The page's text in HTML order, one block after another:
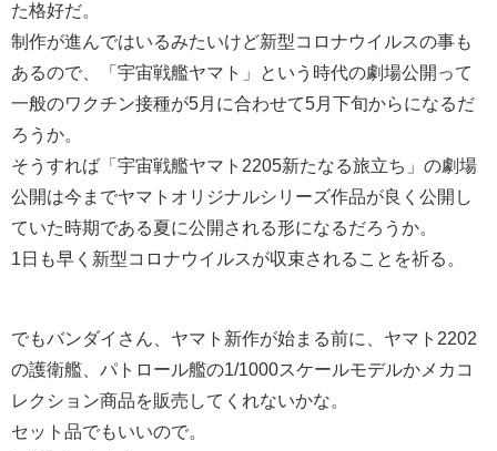
た格好だ。
制作が進んではいるみたいけど新型コロナウイルスの事も
あるので、「宇宙戦艦ヤマト」という時代の劇場公開って
一般のワクチン接種が5月に合わせて5月下旬からになるだ
ろうか。
そうすれば「宇宙戦艦ヤマト2205新たなる旅立ち」の劇場
公開は今までヤマトオリジナルシリーズ作品が良く公開し
ていた時期である夏に公開される形になるだろうか。
1日も早く新型コロナウイルスが収束されることを祈る。
でもバンダイさん、ヤマト新作が始まる前に、ヤマト2202
の護衛艦、パトロール艦の1/1000スケールモデルかメカコ
レクション商品を販売してくれないかな。
セット品でもいいので。